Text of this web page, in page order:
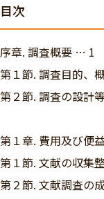
目次
序章. 調査概要 … 1
第１節. 調査目的、
第２節. 調査の設計
第１章. 費用及び便
第１節. 文献の収集
第２節. 文献調査の